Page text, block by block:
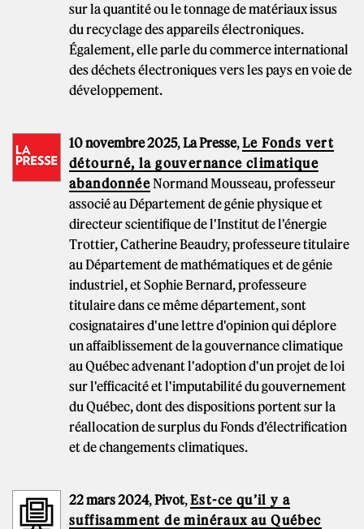
sur la quantité ou le tonnage de matériaux issus
du recyclage des appareils électroniques.
Également, elle parle du commerce international
des déchets électroniques vers les pays en voie de
développement.
10 novembre 2025,La Presse,Le Fonds vert
détourné, la gouvernance climatique
abandonnéeNormand Mousseau, professeur
associé au Département de génie physique et
directeur scientifique de l'Institut de l'énergie
Trottier, Catherine Beaudry, professeure titulaire
au Département de mathématiques et de génie
industriel, et Sophie Bernard, professeure
titulaire dans ce même département, sont
cosignataires d'une lettre d'opinion qui déplore
un affaiblissement de la gouvernance climatique
au Québec advenant l'adoption d'un projet de loi
sur l'efficacité et l'imputabilité du gouvernement
du Québec, dont des dispositions portent sur la
réallocation de surplus du Fonds d’électrification
et de changements climatiques.
22 mars 2024,Pivot,Est-ce qu’il y a
suffisamment de minéraux au Québec